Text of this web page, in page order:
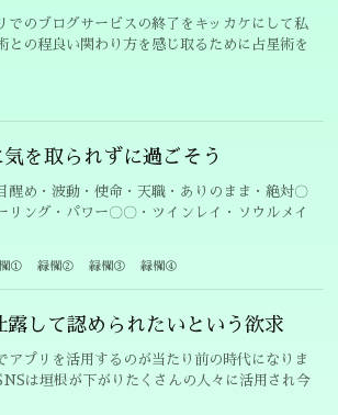
でのブログサービスの終了をキッカケにして私
との程良い関わり方を感じ取るために占星術を
を取られずに過ごそう
醒め・波動・使命・天職・ありのまま・絶対〇
リング・パワー〇〇・ツインレイ・ソウルメイ
① 緑欄② 緑欄③ 緑欄④
露して認められたいという欲求
アプリを活用するのが当たり前の時代になりま
は垣根が下がりたくさんの人々に活用され今